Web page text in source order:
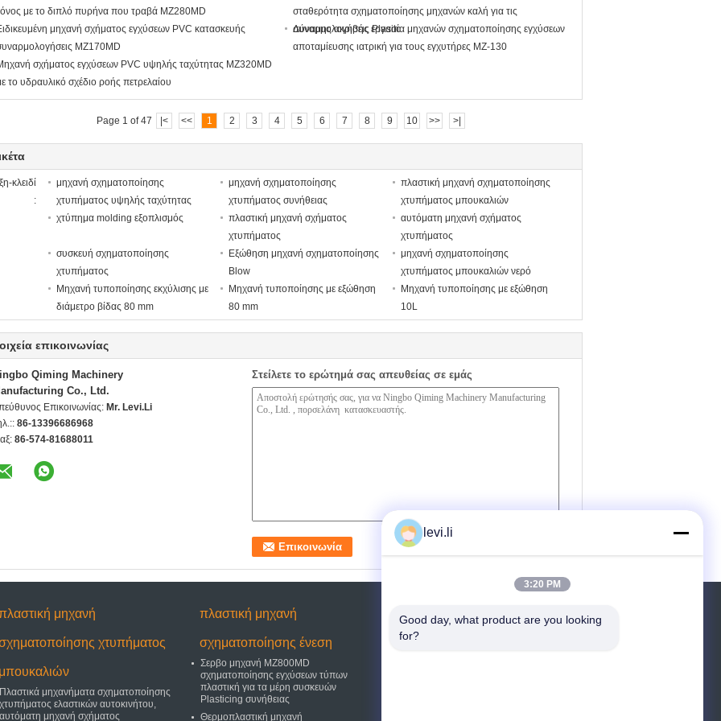
με το διπλό πυρήνα που τραβά MZ280MD
μηχανή σχήματος εγχύσεων PVC κατασκευής
MZ170MD
σχήματος εγχύσεων PVC υψηλής ταχύτητας MZ320MD
το υδραυλικό σχέδιο ροής πετρελαίου
σταθερότητα σχηματοποίησης μηχανών καλή για τις
συναρμολογήσεις Plasitc
Δύναμης ακριβής εργασία μηχανών σχηματοποίησης εγχύσεων
αποταμίευσης ιατρική για τους εγχυτήρες MZ-130
Page 1 of 47 |< << 1 2 3 4 5 6 7 8 9 10 >> >|
κλειδί
:
μηχανή σχηματοποίησης
χτυπήματος υψηλής ταχύτητας
μηχανή σχηματοποίησης
χτυπήματος συνήθειας
πλαστική μηχανή σχηματοποίησης
χτυπήματος μπουκαλιών
χτύπημα molding εξοπλισμός
πλαστική μηχανή σχήματος
χτυπήματος
αυτόματη μηχανή σχήματος
χτυπήματος
συσκευή σχηματοποίησης
χτυπήματος
Εξώθηση μηχανή σχηματοποίησης
Blow
μηχανή σχηματοποίησης
χτυπήματος μπουκαλιών νερό
Μηχανή τυποποίησης εκχύλισης με
διάμετρο βίδας 80 mm
Μηχανή τυποποίησης με εξώθηση
80 mm
Μηχανή τυποποίησης με εξώθηση
10L
επικοινωνίας
Qiming Machinery
Co., Ltd.
Επικοινωνίας: Mr. Levi.Li
86-13396686968
86-574-81688011
Στείλετε το ερώτημά σας απευθείας σε εμάς
μηχανή
χτυπήματος
μπουκαλιών
Πλαστικά μηχανήματα σχηματοποίησης
χτυπήματος ελαστικών αυτοκινήτου,
αυτόματη μηχανή σχήματος
πλαστική μηχανή
σχηματοποίησης ένεση
Σερβο μηχανή MZ800MD
σχηματοποίησης εγχύσεων τύπων
πλαστική για τα μέρη συσκευών
Plasticing συνήθειας
Θερμοπλαστική μηχανή
Αίτηση κράτησης
levi.li
3:20 PM
Good day, what product are you looking
for?